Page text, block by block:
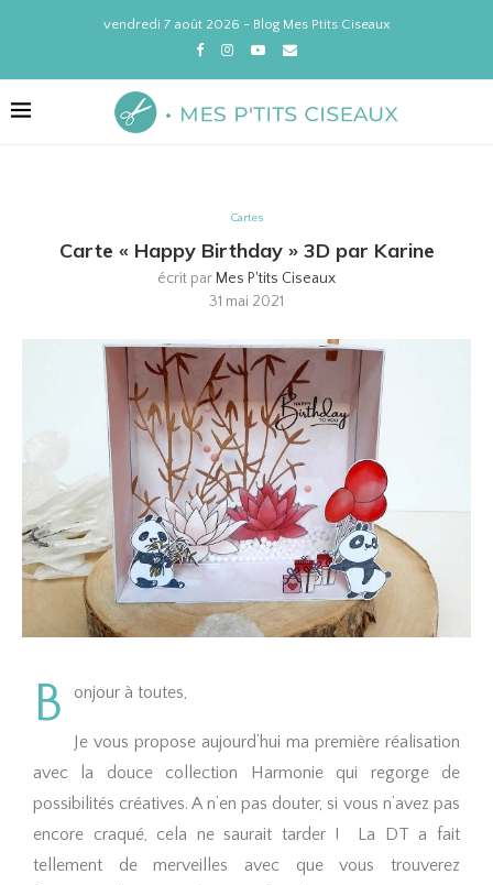
vendredi 7 août 2026 - Blog Mes Ptits Ciseaux
Cartes
Carte « Happy Birthday » 3D par Karine
écrit par Mes P'tits Ciseaux
31 mai 2021
B onjour à toutes,
Je vous propose aujourd’hui ma première réalisation
avec la douce collection Harmonie qui regorge de
possibilités créatives. A n’en pas douter, si vous n’avez pas
encore craqué, cela ne saurait tarder ! La DT a fait
tellement de merveilles avec que vous trouverez